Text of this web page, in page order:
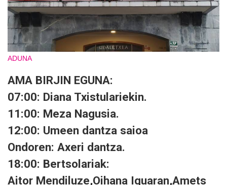
ADUNA
AMA BIRJIN EGUNA:
07:00: Diana Txistulariekin.
11:00: Meza Nagusia.
12:00: Umeen dantza saioa
Ondoren: Axeri dantza.
18:00: Bertsolariak:
Aitor Mendiluze,Oihana Iguaran,Amets